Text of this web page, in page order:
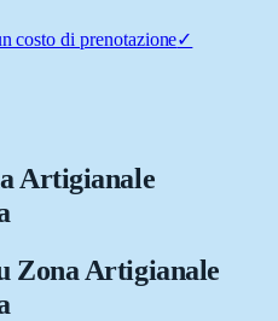
costo di prenotazione✓
Artigianale
Zona Artigianale